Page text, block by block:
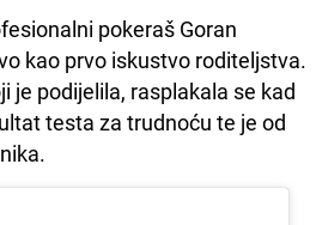
pokeraš Goran
kao prvo iskustvo roditeljstva.
je podijelila, rasplakala se kad
testa za trudnoću te je od